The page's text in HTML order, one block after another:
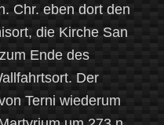
Chr. eben dort den
die Kirche San
Ende des
Der
Terni wiederum